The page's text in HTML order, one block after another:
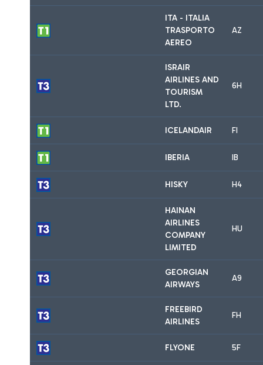
ITA - ITALIA
TRASPORTO
AEREO
AZ
ISRAIR
AIRLINES AND
TOURISM
LTD.
6H
ICELANDAIR FI
IBERIA IB
HISKY H4
HAINAN
AIRLINES
COMPANY
LIMITED
HU
GEORGIAN
AIRWAYS
A9
FREEBIRD
AIRLINES
FH
FLYONE 5F